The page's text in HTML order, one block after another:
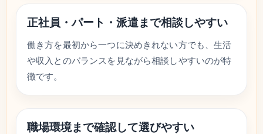
正社員・パート・派遣まで相談しやすい
働き方を最初から一つに決めきれない方でも、生活
や収入とのバランスを見ながら相談しやすいのが特
徴です。
職場環境まで確認して選びやすい